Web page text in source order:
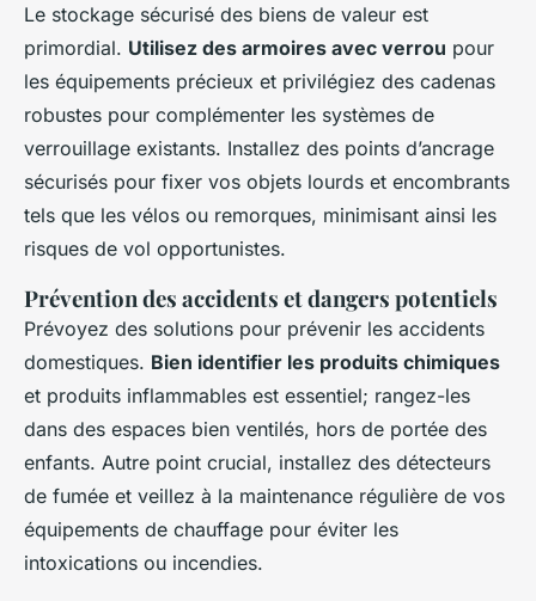
Le stockage sécurisé des biens de valeur est
primordial. Utilisez des armoires avec verrou pour
les équipements précieux et privilégiez des cadenas
robustes pour complémenter les systèmes de
verrouillage existants. Installez des points d’ancrage
sécurisés pour fixer vos objets lourds et encombrants
tels que les vélos ou remorques, minimisant ainsi les
risques de vol opportunistes.
Prévention des accidents et dangers potentiels
Prévoyez des solutions pour prévenir les accidents
domestiques. Bien identifier les produits chimiques
et produits inflammables est essentiel; rangez-les
dans des espaces bien ventilés, hors de portée des
enfants. Autre point crucial, installez des détecteurs
de fumée et veillez à la maintenance régulière de vos
équipements de chauffage pour éviter les
intoxications ou incendies.